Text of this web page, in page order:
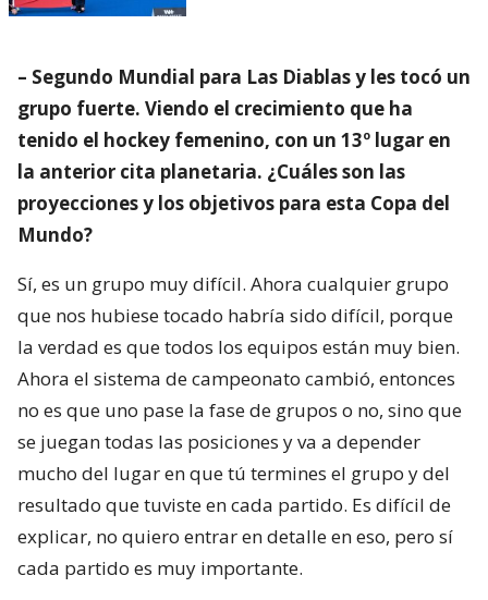
– Segundo Mundial para Las Diablas y les tocó un
grupo fuerte. Viendo el crecimiento que ha
tenido el hockey femenino, con un 13º lugar en
la anterior cita planetaria. ¿Cuáles son las
proyecciones y los objetivos para esta Copa del
Mundo?
Sí, es un grupo muy difícil. Ahora cualquier grupo
que nos hubiese tocado habría sido difícil, porque
la verdad es que todos los equipos están muy bien.
Ahora el sistema de campeonato cambió, entonces
no es que uno pase la fase de grupos o no, sino que
se juegan todas las posiciones y va a depender
mucho del lugar en que tú termines el grupo y del
resultado que tuviste en cada partido. Es difícil de
explicar, no quiero entrar en detalle en eso, pero sí
cada partido es muy importante.